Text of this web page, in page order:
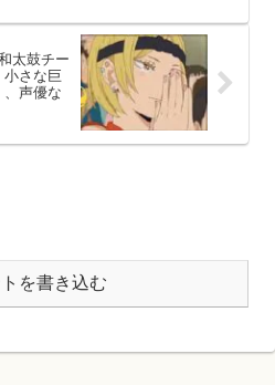
太鼓チー
さな巨
声優な
を書き込む